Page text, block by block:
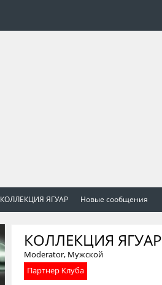
КОЛЛЕКЦИЯ ЯГУАР Новые сообщения
КОЛЛЕКЦИЯ ЯГУАР
Moderator, Мужской
Партнер Клуба